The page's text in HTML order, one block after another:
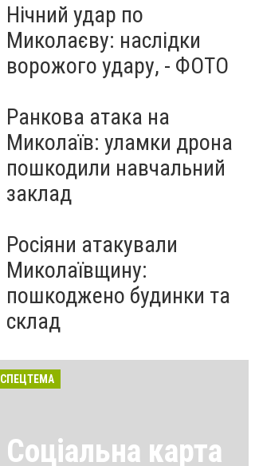
Нічний удар по
Миколаєву: наслідки
ворожого удару, - ФОТО
Ранкова атака на
Миколаїв: уламки дрона
пошкодили навчальний
заклад
Росіяни атакували
Миколаївщину:
пошкоджено будинки та
склад
СПЕЦТЕМА
Соціальна карта